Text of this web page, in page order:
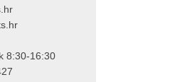
8:30-16:30